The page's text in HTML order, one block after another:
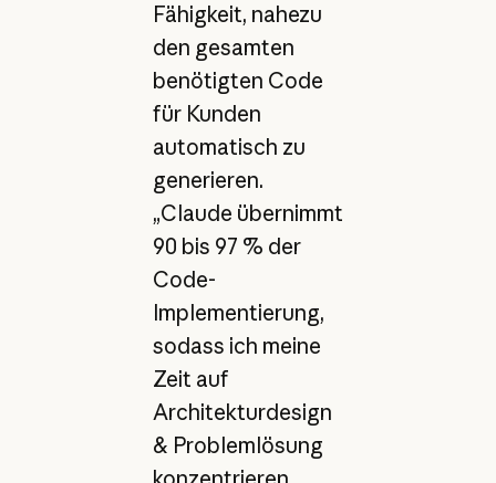
Fähigkeit, nahezu
den gesamten
benötigten Code
für Kunden
automatisch zu
generieren.
„Claude übernimmt
90 bis 97 % der
Code-
Implementierung,
sodass ich meine
Zeit auf
Architekturdesign
& Problemlösung